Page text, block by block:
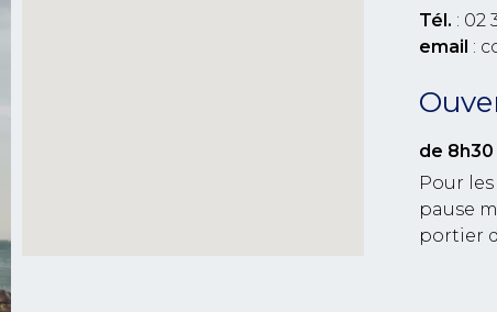
Tél. : 02
email :
de 8h30
Pour
pause
portier